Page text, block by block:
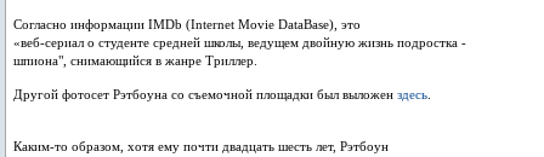
Согласно информации IMDb (Internet Movie DataBase), это
«веб-сериал о студенте средней школы, ведущем двойную жизнь подростка -
шпиона", снимающийся в жанре Триллер.
Другой фотосет Рэтбоуна со съемочной площадки был выложен здесь
Каким-то образом, хотя ему почти двадцать шесть лет, Рэтбоун